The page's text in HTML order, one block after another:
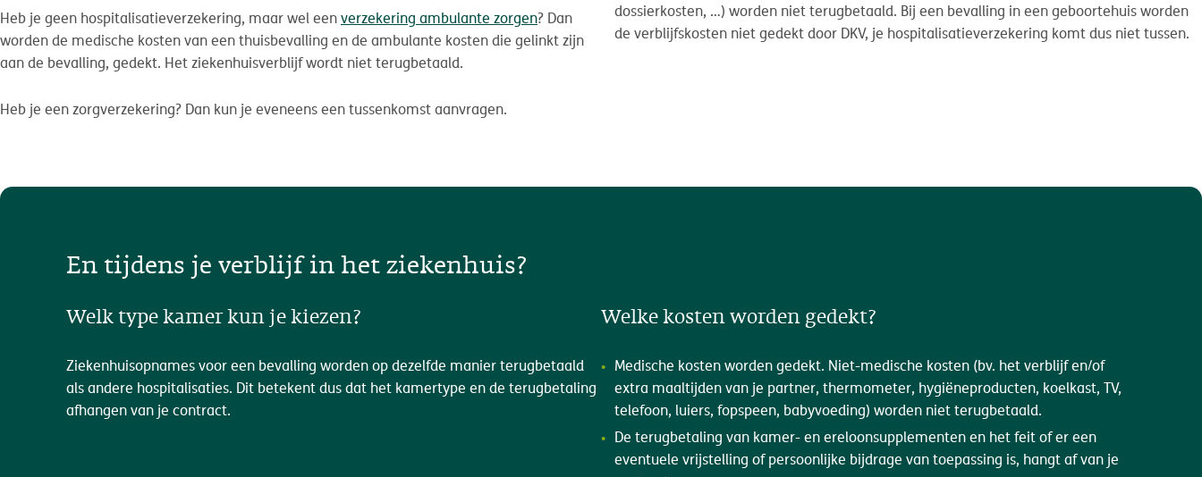
Heb je geen hospitalisatieverzekering, maar wel eenverzekering ambulante zorgen? Dan
worden de medische kosten van een thuisbevalling en de ambulante kosten die gelinkt zijn
aan de bevalling, gedekt. Het ziekenhuisverblijf wordt niet terugbetaald.
Heb je een zorgverzekering? Dan kun je eveneens een tussenkomst aanvragen.
dossierkosten, …) worden niet terugbetaald. Bij een bevalling in een geboortehuis worden
de verblijfskosten niet gedekt door DKV, je hospitalisatieverzekering komt dus niet tussen.
En tijdens je verblijf in het ziekenhuis?
Welk type kamer kun je kiezen?
Ziekenhuisopnames voor een bevalling worden op dezelfde manier terugbetaald
als andere hospitalisaties. Dit betekent dus dat het kamertype en de terugbetaling
afhangen van je contract.
Welke kosten worden gedekt?
Medische kosten worden gedekt. Niet-medische kosten (bv. het verblijf en/of
extra maaltijden van je partner, thermometer, hygiëneproducten, koelkast, TV,
telefoon, luiers, fopspeen, babyvoeding) worden niet terugbetaald.
De terugbetaling van kamer- en ereloonsupplementen en het feit of er een
eventuele vrijstelling of persoonlijke bijdrage van toepassing is, hangt af van je